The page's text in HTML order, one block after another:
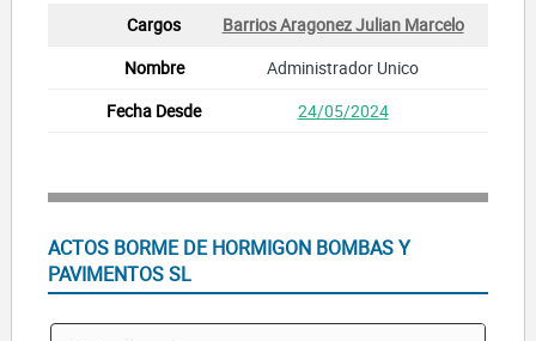
Barrios Aragonez Julian Marcelo
Administrador Unico
24/05/2024
ACTOS BORME DE HORMIGON BOMBAS Y
PAVIMENTOS SL